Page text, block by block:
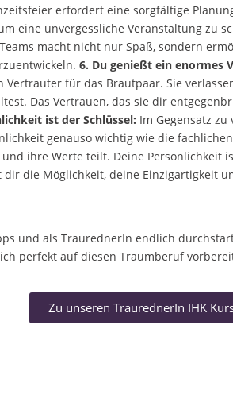
erfordert eine sorgfältige
eine unvergessliche Veranstaltung zu
macht nicht nur Spaß, sondern
6. Du genießt ein enormes
für das Brautpaar. Sie
Das Vertrauen, das sie dir
ist der Schlüssel: Im Gegensatz
genauso wichtig wie die
ihre Werte teilt. Deine Persönlichkeit
die Möglichkeit, deine Einzigartigkeit
und als TraurednerIn endlich
perfekt auf diesen Traumberuf
Zu unseren TraurednerIn IHK